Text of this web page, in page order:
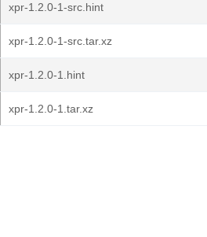
xpr-1.2.0-1-src.hint
xpr-1.2.0-1-src.tar.xz
xpr-1.2.0-1.hint
xpr-1.2.0-1.tar.xz